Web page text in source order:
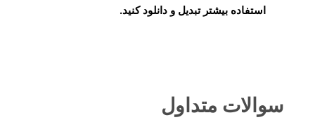
استفاده بیشتر تبدیل و دانلود کنید.
سوالات متداول